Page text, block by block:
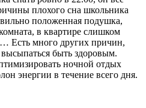
плохого сна школьника
положенная подушка,
в квартире слишком
Есть много других причин,
быть здоровым.
ночной отдых
энергии в течение всего дня.